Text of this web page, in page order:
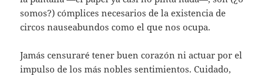
somos?) cómplices necesarios de la existencia de
circos nauseabundos como el que nos ocupa.
Jamás censuraré tener buen corazón ni actuar por el
impulso de los más nobles sentimientos. Cuidado,